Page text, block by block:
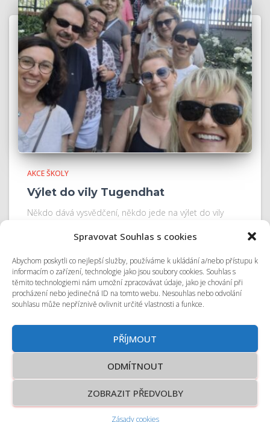
Spravovat Souhlas s cookies
Abychom poskytli co nejlepší služby, používáme k ukládání a/nebo přístupu k
informacím o zařízení, technologie jako jsou soubory cookies. Souhlas s
těmito technologiemi nám umožní zpracovávat údaje, jako je chování při
procházení nebo jedinečná ID na tomto webu. Nesouhlas nebo odvolání
souhlasu může nepříznivě ovlivnit určité vlastnosti a funkce.
PŘÍJMOUT
ODMÍTNOUT
ZOBRAZIT PŘEDVOLBY
Zásady cookies
AKCE ŠKOLY
Výlet do vily Tugendhat
Někdo dává vysvědčení, někdo jede na výlet do vily
předávání vysvědčení, ostatní vyrazili na společný výlet.
s.r.o.
Vytvořila agentura <fondly>
Tvorba webových stránek, aplikací a eshopů